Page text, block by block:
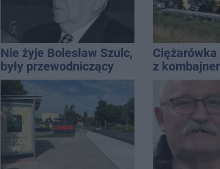
Nie żyje Bolesław Szulc,
były przewodniczący
Rady Miejskiej i
wieloletni dyrektor SP
14
Ciężarówka
z
miejscu
śmigłowiec